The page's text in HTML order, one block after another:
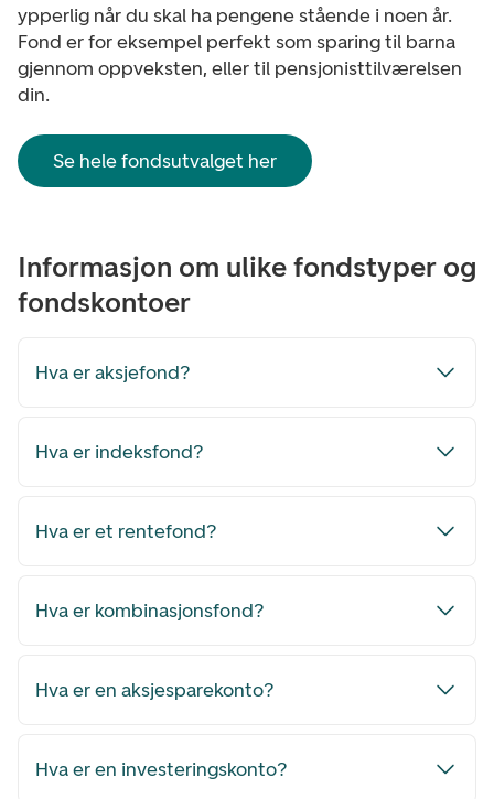
ypperlig når du skal ha pengene stående i noen år.
Fond er for eksempel perfekt som sparing til barna
gjennom oppveksten, eller til pensjonisttilværelsen
din.
Se hele fondsutvalget her
Informasjon om ulike fondstyper og
fondskontoer
Hva er aksjefond?
Hva er indeksfond?
Hva er et rentefond?
Hva er kombinasjonsfond?
Hva er en aksjesparekonto?
Hva er en investeringskonto?